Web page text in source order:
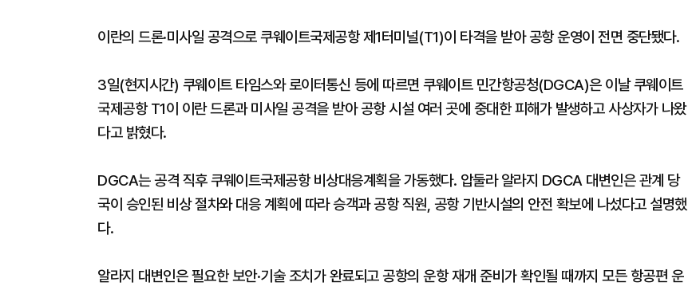
이란의 드론·미사일 공격으로 쿠웨이트국제공항 제1터미널(T1)이 타격을 받아 공항 운영이 전면 중단됐다.
3일(현지시간) 쿠웨이트 타임스와 로이터통신 등에 따르면 쿠웨이트 민간항공청(DGCA)은 이날 쿠웨이트
국제공항 T1이 이란 드론과 미사일 공격을 받아 공항 시설 여러 곳에 중대한 피해가 발생하고 사상자가 나왔
다고 밝혔다.
DGCA는 공격 직후 쿠웨이트국제공항 비상대응계획을 가동했다. 압둘라 알라지 DGCA 대변인은 관계 당
국이 승인된 비상 절차와 대응 계획에 따라 승객과 공항 직원, 공항 기반시설의 안전 확보에 나섰다고 설명했
다.
알라지 대변인은 필요한 보안·기술 조치가 완료되고 공항의 운항 재개 준비가 확인될 때까지 모든 항공편 운